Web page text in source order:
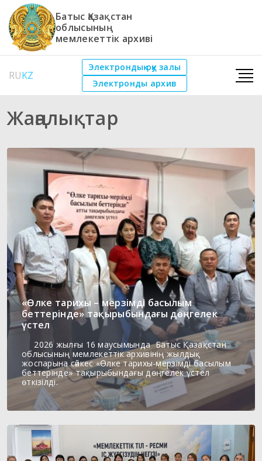
Батыс Қазақстан
облысының
мемлекеттік архиві
RUKZ
Электрондық оқу залы
Электронды архив
Жаңалықтар
«Өлке тарихы – мерзімді басылым
беттерінде» тақырыбындағы дөңгелек
үстел
2026 жылғы 16 маусымында Батыс Қазақстан
облысының мемлекеттік архивінің жылдық
жоспарына сәйкес «Өлке тарихы-мерзімді басылым
беттерінде» тақырыбындағы дөңгелек үстел
өткізілді.